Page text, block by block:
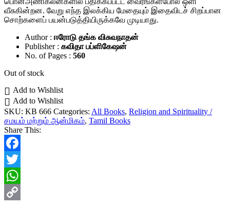
வீசுகின்றன. வேறு எந்த இலக்கிய மேதையும் இதைவிடச் சிறப்பான
சொற்களைப் பயன்படுத்தியிருக்கவே முடியாது.
Author : ஈரோடு தங்க விசுவநாதன்
Publisher : கவிதா பப்ளிகேஷன்
No. of Pages : 560
Out of stock
Add to Wishlist
Add to Wishlist
SKU: KB 666 Categories: All Books, Religion and Spirituality /
சமயம் மற்றும் ஆன்மிகம், Tamil Books
Share This:
Facebook
Twitter
WhatsApp